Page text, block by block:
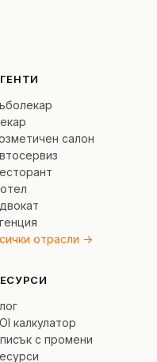
салон
отрасли →
калкулатор
с промени